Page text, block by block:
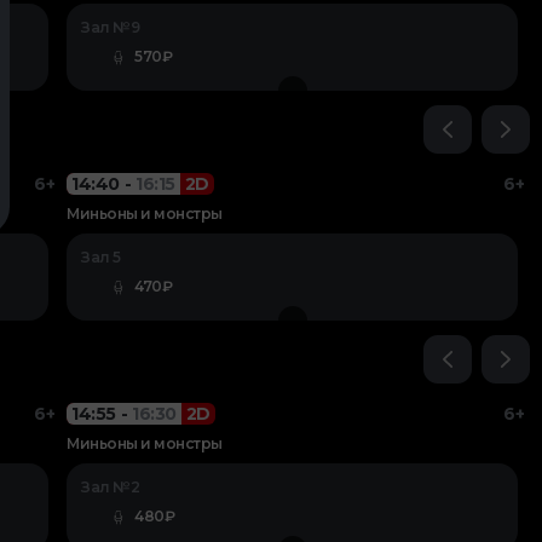
Зал №9
570₽
6+ 14:40 - 16:15 2D 6+
Миньоны и монстры
Зал 5
470₽
6+ 14:55 - 16:30 2D 6+
Миньоны и монстры
Зал №2
480₽